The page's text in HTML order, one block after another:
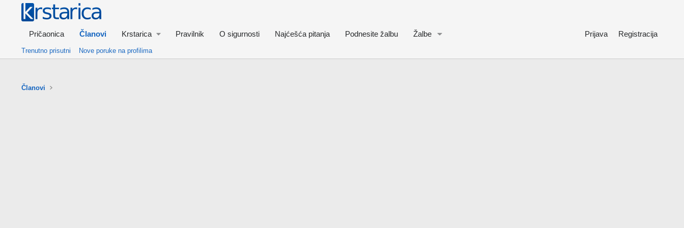
Pričaonica Članovi Krstarica Pravilnik O sigurnosti Najćešća pitanja Podnesite žalbu Žalbe Prijava Registracija
Trenutno prisutni Nove poruke na profilima
Članovi